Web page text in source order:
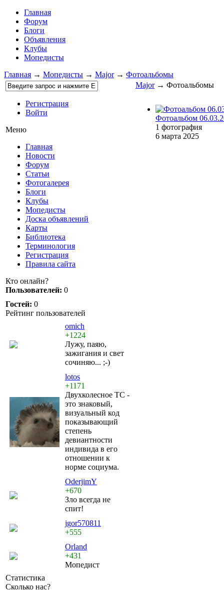
Главная
Форум
Блоги
Объявления
Клубы
Мопедисты
Главная → Мопедисты → Major→ Фотоальбомы
Регистрация
Войти
Меню
Главная
Новости
Форум
Статьи
Фотогалерея
Блоги
Клубы
Мопедисты
Доска объявлений
Карты
Библиотека
Терминология
Регистрация
Правила сайта
Кто онлайн?
Пользователей: 0
Гостей: 0
Рейтинг пользователей
omich
+1224
Лужу, паяю,
зажигания и свет
сочиняю... ;-)
lotos
+1171
Двухколесное ТС -
это знаковый,
визуальный код
показывающий
степень
девиантности
индивида в его
отношении к
норме социума.
OderjimY
+670
Зло всегда не
спит!
jgor570811
+555
Orland
+431
Мопедист
Статистика
Сколько нас?
Major→ Фотоальбомы
Фотоальбом
1 фотография
6 марта 2025